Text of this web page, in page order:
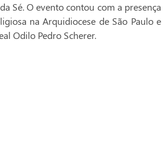
Sé. O evento contou com a presença
na Arquidiocese de São Paulo e
Odilo Pedro Scherer.